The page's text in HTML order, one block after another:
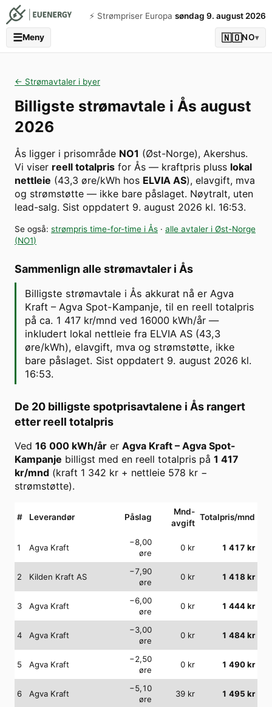
⚡️ Strømpriser Europa søndag 9. august 2026
☰Meny 🇳🇴NO▾
← Strømavtaler i byer
Billigste strømavtale i Ås august
2026
Ås ligger i prisområde NO1 (Øst-Norge), Akershus.
Vi viser reell totalpris for Ås — kraftpris pluss lokal
nettleie (43,3 øre/kWh hos ELVIA AS), elavgift, mva
og strømstøtte — ikke bare påslaget. Nøytralt, uten
lead-salg. Sist oppdatert 9. august 2026 kl. 16:53.
Se også: strømpris time-for-time i Ås · alle avtaler i Øst-Norge
(NO1)
Sammenlign alle strømavtaler i Ås
Billigste strømavtale i Ås akkurat nå er Agva
Kraft – Agva Spot-Kampanje, til en reell totalpris
på ca. 1 417 kr/mnd ved 16000 kWh/år —
inkludert lokal nettleie fra ELVIA AS (43,3
øre/kWh), elavgift, mva og strømstøtte, ikke
bare påslaget. Sist oppdatert 9. august 2026 kl.
16:53.
De 20 billigste spotprisavtalene i Ås rangert
etter reell totalpris
Ved 16 000 kWh/år er Agva Kraft – Agva Spot-
Kampanje billigst med en reell totalpris på 1 417
kr/mnd (kraft 1 342 kr + nettleie 578 kr −
strømstøtte).
# Leverandør Påslag
Mnd-
avgift
Totalpris/mnd
1 Agva Kraft
−8,00
øre
0 kr 1 417 kr
2 Kilden Kraft AS
−7,90
øre
0 kr 1 418 kr
3 Agva Kraft
−6,00
øre
0 kr 1 444kr
4 Agva Kraft
−3,00
øre
0 kr 1 484kr
5 Agva Kraft
−2,50
øre
0 kr 1 490kr
6 Agva Kraft
−5,10
øre
39 kr 1 495 kr